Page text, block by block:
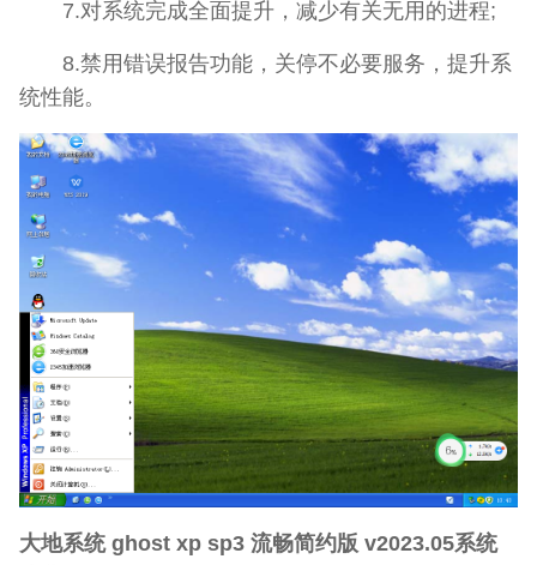
7.对系统完成全面提升，减少有关无用的进程;
8.禁用错误报告功能，关停不必要服务，提升系
统性能。
大地系统 ghost xp sp3 流畅简约版 v2023.05系统